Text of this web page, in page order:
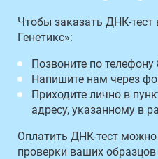
Чтобы заказать ДНК-
Генетикс»:
Позвоните по телефону
Напишите нам через
Приходите лично в
адресу, указанному в
Оплатить ДНК-тест можно
проверки ваших